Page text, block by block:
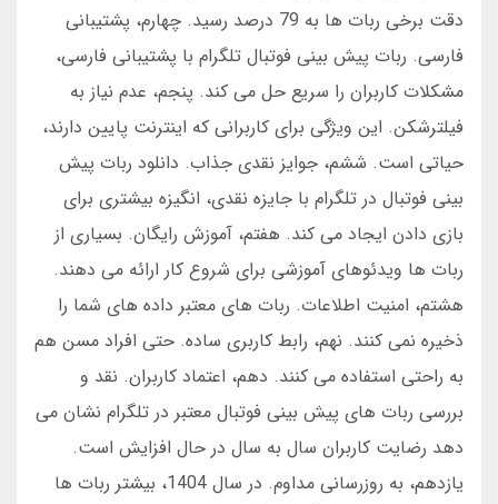
دقت برخی ربات ها به 79 درصد رسید. چهارم، پشتیبانی
فارسی. ربات پیش بینی فوتبال تلگرام با پشتیبانی فارسی،
مشکلات کاربران را سریع حل می کند. پنجم، عدم نیاز به
فیلترشکن. این ویژگی برای کاربرانی که اینترنت پایین دارند،
حیاتی است. ششم، جوایز نقدی جذاب. دانلود ربات پیش
بینی فوتبال در تلگرام با جایزه نقدی، انگیزه بیشتری برای
بازی دادن ایجاد می کند. هفتم، آموزش رایگان. بسیاری از
ربات ها ویدئوهای آموزشی برای شروع کار ارائه می دهند.
هشتم، امنیت اطلاعات. ربات های معتبر داده های شما را
ذخیره نمی کنند. نهم، رابط کاربری ساده. حتی افراد مسن هم
به راحتی استفاده می کنند. دهم، اعتماد کاربران. نقد و
بررسی ربات های پیش بینی فوتبال معتبر در تلگرام نشان می
دهد رضایت کاربران سال به سال در حال افزایش است.
یازدهم، به روزرسانی مداوم. در سال 1404، بیشتر ربات ها